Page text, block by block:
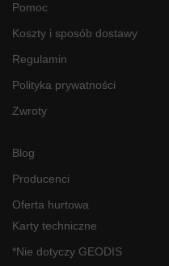
Pomoc
Koszty i sposób dostawy
Regulamin
Polityka prywatności
Zwroty
Blog
Producenci
Oferta hurtowa
Karty techniczne
*Nie dotyczy GEODIS